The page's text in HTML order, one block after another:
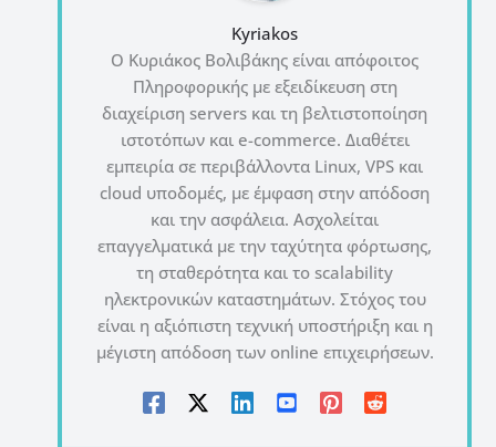
Kyriakos
Ο Κυριάκος Βολιβάκης είναι απόφοιτος
Πληροφορικής με εξειδίκευση στη
διαχείριση servers και τη βελτιστοποίηση
ιστοτόπων και e-commerce. Διαθέτει
εμπειρία σε περιβάλλοντα Linux, VPS και
cloud υποδομές, με έμφαση στην απόδοση
και την ασφάλεια. Ασχολείται
επαγγελματικά με την ταχύτητα φόρτωσης,
τη σταθερότητα και το scalability
ηλεκτρονικών καταστημάτων. Στόχος του
είναι η αξιόπιστη τεχνική υποστήριξη και η
μέγιστη απόδοση των online επιχειρήσεων.